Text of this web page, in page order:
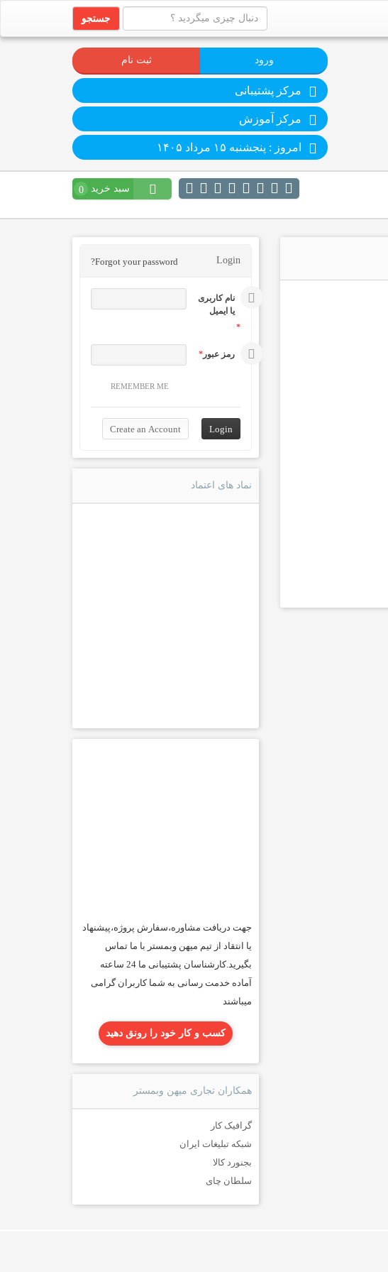
جستجو
ورود ثبت نام
مرکز پشتیبانی
مرکز آموزش
امروز : پنجشنبه ۱۵ مرداد ۱۴۰۵
سبد خرید 0
Login
Forgot your password?
نام کاربری
یا ایمیل
*
رمز عبور*
REMEMBER ME
نماد های اعتماد
جهت دریافت مشاوره،سفارش پروژه،پیشنهاد
یا انتقاد از تیم میهن وبمستر با ما تماس
بگیرید.کارشناسان پشتیبانی ما 24 ساعته
آماده خدمت رسانی به شما کاربران گرامی
میباشند
کسب و کار خود را رونق دهید
همکاران تجاری میهن وبمستر
گرافیک کار
شبکه تبلیغات ایران
بجنورد کالا
سلطان چای